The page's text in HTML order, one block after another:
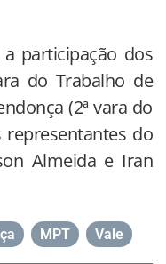
participação dos
do Trabalho de
(2ª vara do
representantes do
Almeida e Iran
MPT Vale